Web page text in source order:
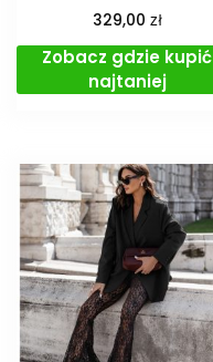
329,00 zł
Zobacz gdzie kupić
najtaniej